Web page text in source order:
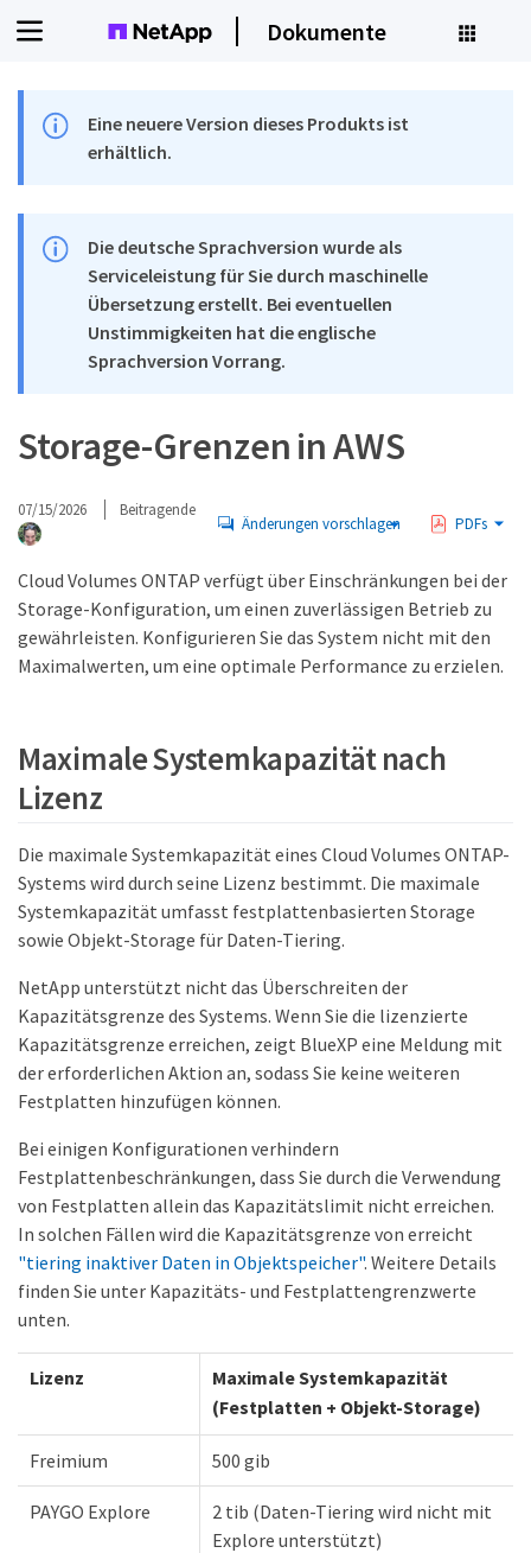
Dokumente
Eine neuere Version dieses Produkts ist
erhältlich.
Die deutsche Sprachversion wurde als
Serviceleistung für Sie durch maschinelle
Übersetzung erstellt. Bei eventuellen
Unstimmigkeiten hat die englische
Sprachversion Vorrang.
Storage-Grenzen in AWS
07/15/2026 Beitragende
Änderungen vorschlagen PDFs
Cloud Volumes ONTAP verfügt über Einschränkungen bei der
Storage-Konfiguration, um einen zuverlässigen Betrieb zu
gewährleisten. Konfigurieren Sie das System nicht mit den
Maximalwerten, um eine optimale Performance zu erzielen.
Maximale Systemkapazität nach
Lizenz
Die maximale Systemkapazität eines Cloud Volumes ONTAP-
Systems wird durch seine Lizenz bestimmt. Die maximale
Systemkapazität umfasst festplattenbasierten Storage
sowie Objekt-Storage für Daten-Tiering.
NetApp unterstützt nicht das Überschreiten der
Kapazitätsgrenze des Systems. Wenn Sie die lizenzierte
Kapazitätsgrenze erreichen, zeigt BlueXP eine Meldung mit
der erforderlichen Aktion an, sodass Sie keine weiteren
Festplatten hinzufügen können.
Bei einigen Konfigurationen verhindern
Festplattenbeschränkungen, dass Sie durch die Verwendung
von Festplatten allein das Kapazitätslimit nicht erreichen.
In solchen Fällen wird die Kapazitätsgrenze von erreicht
"tiering inaktiver Daten in Objektspeicher". Weitere Details
finden Sie unter Kapazitäts- und Festplattengrenzwerte
unten.
Lizenz
Maximale Systemkapazität
(Festplatten + Objekt-Storage)
Freimium 500 gib
PAYGO Explore
2 tib (Daten-Tiering wird nicht mit
Explore unterstützt)